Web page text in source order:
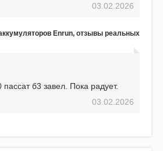
было ни единой поломки,
он даже
модель.
03.02.2026
Enrun, отзывы реальных
б3 завел. Пока радует.
03.02.2026